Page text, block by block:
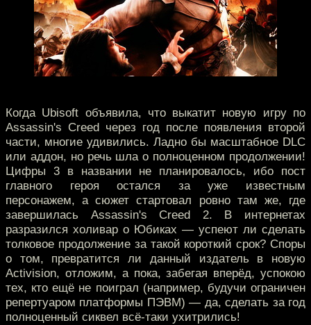
Когда Ubisoft объявила, что выкатит новую игру по
Assassin's Creed через год после появления второй
части, многие удивились. Ладно бы масштабное DLC
или аддон, но речь шла о полноценном продолжении!
Цифры 3 в названии не планировалось, ибо пост
главного героя остался за уже известным
персонажем, а сюжет стартовал ровно там же, где
завершилась Assassin's Creed 2. В интернетах
разразился холивар о Юбиках — успеют ли сделать
толковое продолжение за такой короткий срок? Споры
о том, превратится ли данный издатель в новую
Activision, отложим, а пока, забегая вперёд, успокою
тех, кто ещё не поиграл (например, будучи ограничен
репертуаром платформы ПЭВМ) — да, сделать за год
полноценный сиквел всё-таки ухитрились!